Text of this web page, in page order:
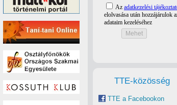
TTE-közösség
TTE a Facebookon